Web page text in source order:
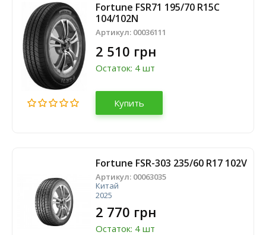
Fortune FSR71 195/70 R15C
104/102N
Артикул: 00036111
2 510 грн
Остаток: 4 шт
Купить
Fortune FSR-303 235/60 R17 102V
Артикул: 00063035
Китай
2025
2 770 грн
Остаток: 4 шт